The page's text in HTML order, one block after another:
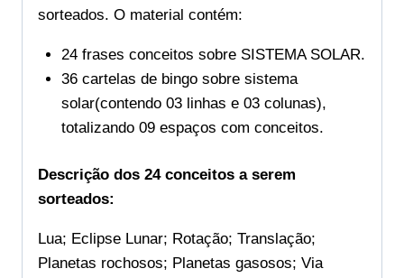
sorteados. O material contém:
24 frases conceitos sobre SISTEMA SOLAR.
36 cartelas de bingo sobre sistema
solar(contendo 03 linhas e 03 colunas),
totalizando 09 espaços com conceitos.
Descrição dos 24 conceitos a serem
sorteados:
Lua; Eclipse Lunar; Rotação; Translação;
Planetas rochosos; Planetas gasosos; Via